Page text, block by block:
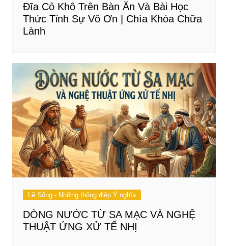
Đĩa Cỏ Khô Trên Bàn Ăn Và Bài Học
Thức Tỉnh Sự Vô Ơn | Chìa Khóa Chữa
Lành
Lẽ Sống - Những thông điệp Ý nghĩa
DÒNG NƯỚC TỪ SA MẠC VÀ NGHỆ
THUẬT ỨNG XỬ TẾ NHỊ